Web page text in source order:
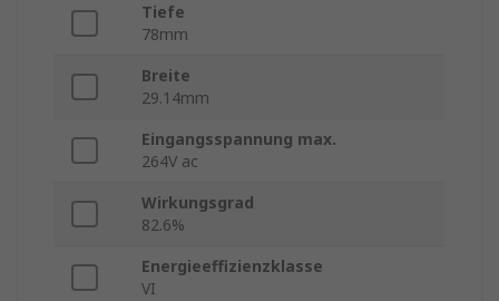
Tiefe
78mm
Breite
29.14mm
Eingangsspannung max.
264V ac
Wirkungsgrad
82.6%
Energieeffizienzklasse
VI